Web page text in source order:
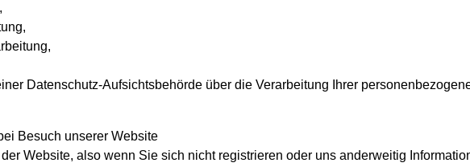
Datenschutz-Aufsichtsbehörde über die Verarbeitung Ihrer
Besuch unserer Website
Website, also wenn Sie sich nicht registrieren oder uns anderweitig